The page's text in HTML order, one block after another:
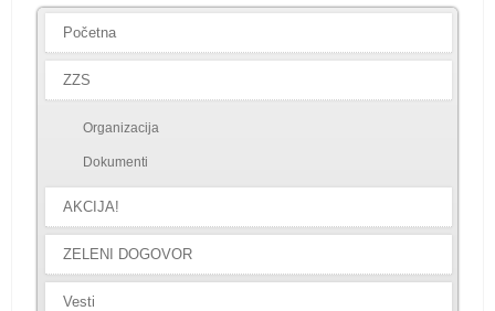
Početna
ZZS
Organizacija
Dokumenti
AKCIJA!
ZELENI DOGOVOR
Vesti